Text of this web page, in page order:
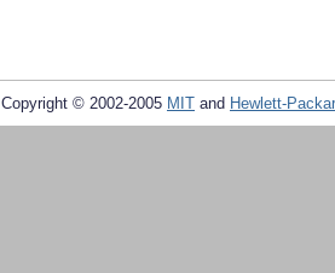
Copyright © 2002-2005 MIT and Hewlett-